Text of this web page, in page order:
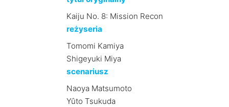
Kaiju No. 8: Mission Recon
reżyseria
Tomomi Kamiya
Shigeyuki Miya
scenariusz
Naoya Matsumoto
Yûto Tsukuda